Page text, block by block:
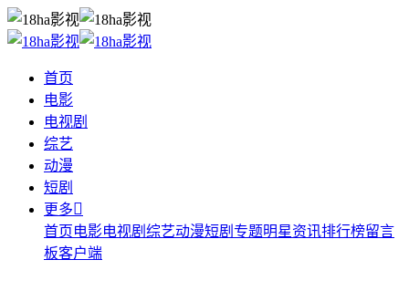
首页
电影
电视剧
综艺
动漫
短剧
更多
首页电影电视剧 综艺动漫短剧 专题明星资讯排行榜留言
板客户端